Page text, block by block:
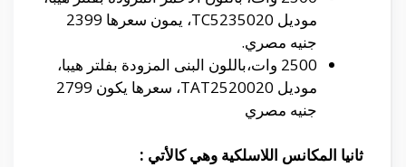
موديل TC5235020، يمون سعرها 2399
جنيه مصري.
2500 وات،باللون البنى المزودة بفلتر هيبا،
موديل TAT2520020، سعرها يكون 2799
جنيه مصري
ثانيا المكانس اللاسلكية وهي كالأتي :